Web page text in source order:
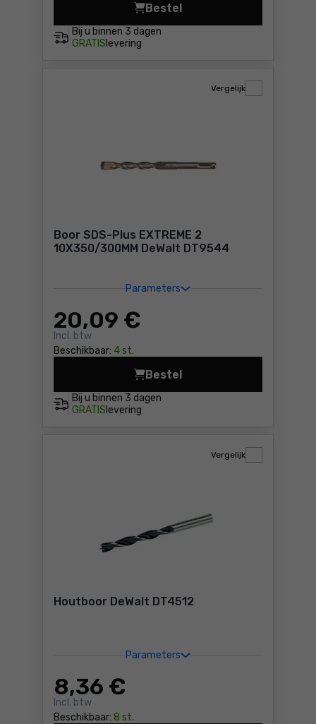
Bij u binnen 3 dagen
GRATIS levering
Bestel
Beitel- en borenset SDS-
Boor SDS-Plus EXTREME 2
10X350/300MM DeWalt DT9544
Parameters
20,09 €
Incl. btw
Beschikbaar: 4 st.
Vergelijk
Bij u binnen 3 dagen
GRATIS levering
Bestel
Houtboor DeWalt DT4512
Parameters
8,36 €
Incl. btw
Beschikbaar: 8 st.
Vergelijk